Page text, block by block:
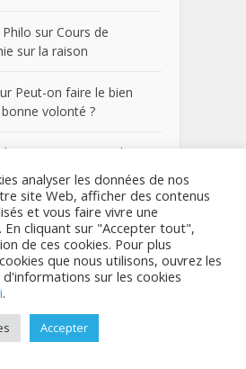
sur Cours de
sur la raison
Peut-on faire le bien
volonté ?
koumou
Cours de
sur la raison
analyser les données de nos
site Web, afficher des contenus
et vous faire vivre une
En cliquant sur "Accepter tout",
de ces cookies. Pour plus
que nous utilisons, ouvrez les
sur les cookies
.
Accepter